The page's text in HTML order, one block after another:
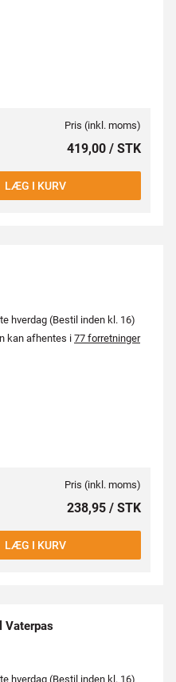
Pris (inkl. moms)
419,00 / STK
LÆG I KURV
hverdag (Bestil inden kl. 16)
kan afhentes i 77 forretninger
Pris (inkl. moms)
238,95 / STK
LÆG I KURV
Vaterpas
hverdag (Bestil inden kl. 16)